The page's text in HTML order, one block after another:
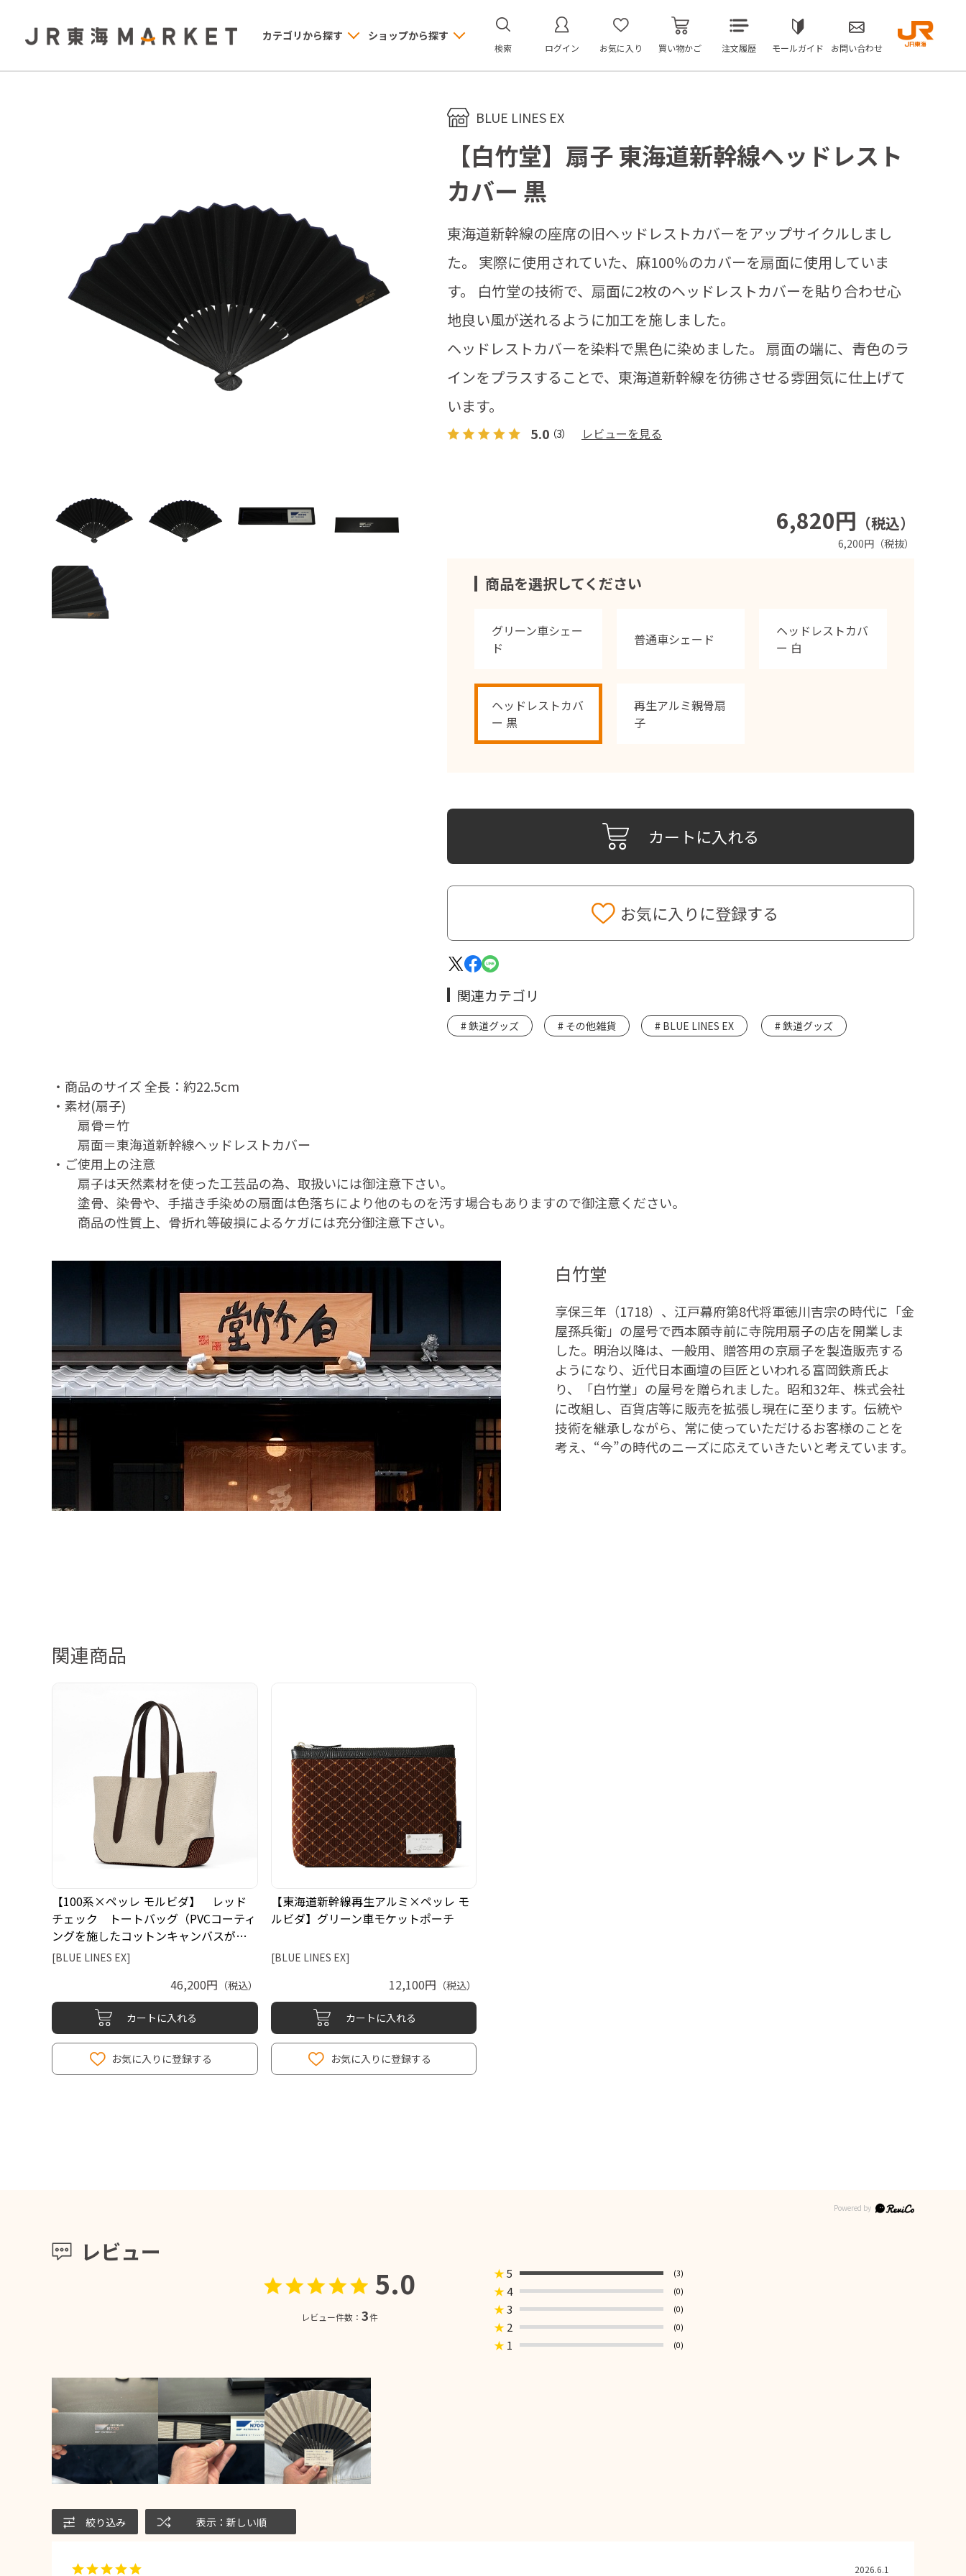
カテゴリから探す ショップから探す
検索 ログイン お気に入り 買い物かご 注文履歴 モールガイド お問い合わせ
BLUE LINES EX
【白竹堂】扇子 東海道新幹線ヘッドレスト
カバー 黒
6,820円 （税込）
6,200円（税抜）
商品を選択してください
グリーン車シェー
ド
普通車シェード
ヘッドレストカバ
ー 白
ヘッドレストカバ
ー 黒
再生アルミ親骨扇
子
カートに入れる
お気に入りに登録する
東海道新幹線の座席の旧ヘッドレストカバーをアップサイクルしまし
た。 実際に使用されていた、麻100％のカバーを扇面に使用していま
す。 白竹堂の技術で、扇面に2枚のヘッドレストカバーを貼り合わせ心
地良い風が送れるように加工を施しました。
ヘッドレストカバーを染料で黒色に染めました。 扇面の端に、青色のラ
インをプラスすることで、東海道新幹線を彷彿させる雰囲気に仕上げて
います。
5.0 （3） レビューを見る
関連カテゴリ
鉄道グッズ その他雑貨 BLUE LINES EX 鉄道グッズ
・商品のサイズ 全長：約22.5cm
・素材(扇子)
扇骨＝竹
扇面＝東海道新幹線ヘッドレストカバー
・ご使用上の注意
扇子は天然素材を使った工芸品の為、取扱いには御注意下さい。
塗骨、染骨や、手描き手染めの扇面は色落ちにより他のものを汚す場合もありますので御注意ください。
商品の性質上、骨折れ等破損によるケガには充分御注意下さい。
白竹堂
享保三年（1718）、江戸幕府第8代将軍徳川吉宗の時代に「金
屋孫兵衛」の屋号で西本願寺前に寺院用扇子の店を開業しま
した。明治以降は、一般用、贈答用の京扇子を製造販売する
ようになり、近代日本画壇の巨匠といわれる富岡鉄斎氏よ
り、「白竹堂」の屋号を贈られました。昭和32年、株式会社
に改組し、百貨店等に販売を拡張し現在に至ります。伝統や
技術を継承しながら、常に使っていただけるお客様のことを
考え、“今”の時代のニーズに応えていきたいと考えています。
関連商品
【100系×ペッレ モルビダ】 レッド
チェック トートバッグ（PVCコーティ
ングを施したコットンキャンバスが…
[BLUE LINES EX]
46,200円 （税込）
カートに入れる
お気に入りに登録する
【東海道新幹線再生アルミ×ペッレ モ
ルビダ】グリーン車モケットポーチ
[BLUE LINES EX]
12,100円 （税込）
カートに入れる
お気に入りに登録する
レビュー
5.0
レビュー件数： 3件
★5 (3)
★4 (0)
★3 (0)
★ 2 (0)
★ 1 (0)
絞り込み 表示：新しい順
2026.6.1